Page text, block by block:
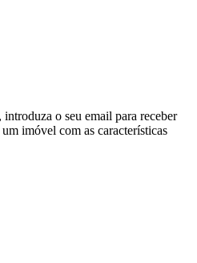
o seu email para receber
imóvel com as características